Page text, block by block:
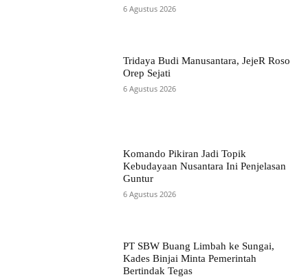
6 Agustus 2026
Tridaya Budi Manusantara, JejeR Roso
Orep Sejati
6 Agustus 2026
Komando Pikiran Jadi Topik
Kebudayaan Nusantara Ini Penjelasan
Guntur
6 Agustus 2026
PT SBW Buang Limbah ke Sungai,
Kades Binjai Minta Pemerintah
Bertindak Tegas